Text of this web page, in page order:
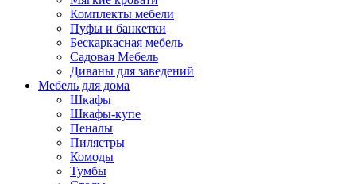
Комплекты мебели
Пуфы и банкетки
Бескаркасная мебель
Садовая Мебель
Диваны для заведений
Мебель для дома
Шкафы
Шкафы-купе
Пеналы
Пилястры
Комоды
Тумбы